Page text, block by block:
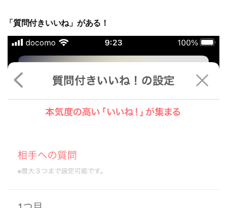
「質問付きいいね」がある！